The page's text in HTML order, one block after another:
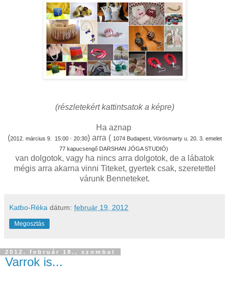
(részletekért kattintsatok a képre)
Ha aznap
(2012. március 9. 15:00- 20:30) arra ( 1074 Budapest, Vörösmartyu. 20. 3. emelet
77 kapucsengő DARSHAN JÓGA STUDIÓ)
van dolgotok, vagy ha nincs arra dolgotok, de a lábatok
mégis arra akarna vinni Titeket, gyertek csak, szeretettel
várunk Benneteket.
Katbo-Réka dátum: február 19, 2012
Megosztás
2012. február 18., szombat
Varrok is...